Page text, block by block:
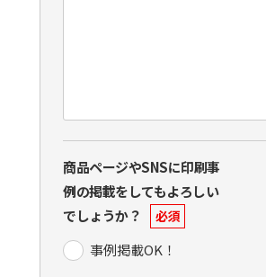
商品ページやSNSに印刷事
例の掲載をしてもよろしい
でしょうか？
必須
事例掲載OK！